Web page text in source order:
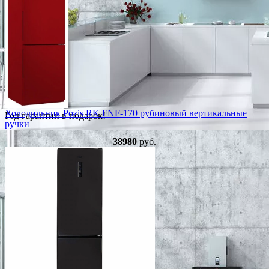
Год гарантии в подарок!
Холодильник Pozis RK FNF-170 рубиновый вертикальные
ручки
38980руб.